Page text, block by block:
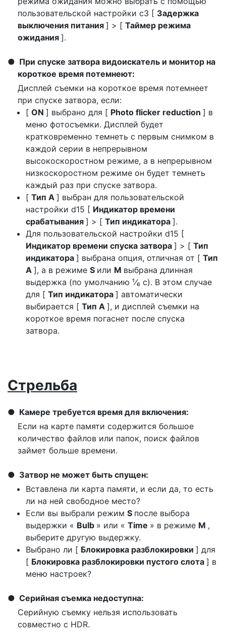
пользовательской настройки c3 [ Задержка
выключения питания ] > [ Таймер режима
ожидания ].
При спуске затвора видоискатель и монитор на
короткое время потемнеют:
Дисплей съемки на короткое время потемнеет
при спуске затвора, если:
[ ON ] выбрано для [ Photo flicker reduction ] в
меню фотосъемки. Дисплей будет
кратковременно темнеть с первым снимком в
каждой серии в непрерывном
высокоскоростном режиме, а в непрерывном
низкоскоростном режиме он будет темнеть
каждый раз при спуске затвора.
[ Тип A ] выбран для пользовательской
настройки d15 [ Индикатор времени
срабатывания ] > [ Тип индикатора ].
Для пользовательской настройки d15 [
Индикатор времени спуска затвора ] > [ Тип
индикатора ] выбрана опция, отличная от [ Тип
A ], а в режиме S или M выбрана длинная
выдержка (по умолчанию ¹⁄₆ с). В этом случае
для [ Тип индикатора ] автоматически
выбирается [ Тип A ], и дисплей съемки на
короткое время погаснет после спуска
затвора.
Стрельба
Камере требуется время для включения:
Если на карте памяти содержится большое
количество файлов или папок, поиск файлов
займет больше времени.
Затвор не может быть спущен:
Вставлена ли карта памяти, и если да, то есть
ли на ней свободное место?
Если вы выбрали режим S после выбора
выдержки « Bulb » или « Time » в режиме M ,
выберите другую выдержку.
Выбрано ли [ Блокировка разблокировки ] для
[ Блокировка разблокировки пустого слота ] в
меню настроек?
Серийная съемка недоступна:
Серийную съемку нельзя использовать
совместно с HDR.